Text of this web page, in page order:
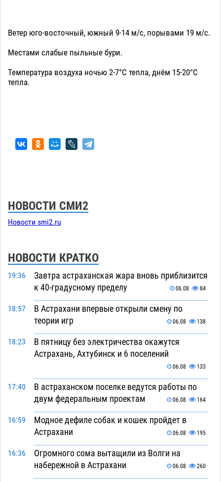
Ветер юго-восточный, южный 9-14 м/с, порывами 19 м/с.
Местами слабые пыльные бури.
Температура воздуха ночью 2-7°С тепла, днём 15-20°С
тепла.
НОВОСТИ СМИ2
Новости smi2.ru
НОВОСТИ КРАТКО
19:36
Завтра астраханская жара вновь приблизится
к 40-градусному пределу
06.08 84
18:57
В Астрахани впервые открыли смену по
теории игр
06.08 138
18:23
В пятницу без электричества окажутся
Астрахань, Ахтубинск и 6 поселений
06.08 133
17:40
В астраханском поселке ведутся работы по
двум федеральным проектам
06.08 164
16:59
Модное дефиле собак и кошек пройдет в
Астрахани
06.08 195
16:36
Огромного сома вытащили из Волги на
набережной в Астрахани
06.08 260